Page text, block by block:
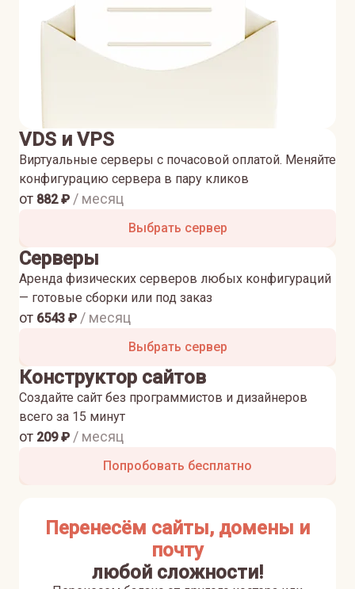
VDS и VPS
Виртуальные серверы с почасовой оплатой. Меняйте
конфигурацию сервера в пару кликов
от 882₽ / месяц
Выбрать сервер
Серверы
Аренда физических серверов любых конфигураций
— готовые сборки или под заказ
от 6543 ₽ / месяц
Выбрать сервер
Конструктор сайтов
Создайте сайт без программистов и дизайнеров
всего за 15 минут
от 209₽ / месяц
Попробовать бесплатно
Перенесём сайты, домены и
почту
любой сложности!